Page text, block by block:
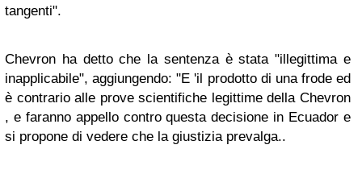
tangenti".
Chevron ha detto che la sentenza è stata "illegittima e
inapplicabile", aggiungendo: "E 'il prodotto di una frode ed
è contrario alle prove scientifiche legittime della Chevron
, e faranno appello contro questa decisione in Ecuador e
si propone di vedere che la giustizia prevalga..